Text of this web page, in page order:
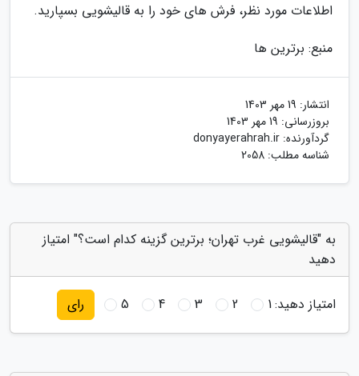
اطلاعات مورد نظر، فرش های خود را به قالیشویی بسپارید.
منبع: برترین ها
انتشار: 19 مهر 1403
بروزرسانی: 19 مهر 1403
گردآورنده: donyayerahrah.ir
شناسه مطلب: 2058
به "قالیشویی غرب تهران؛ برترین گزینه کدام است؟" امتیاز
دهید
امتیاز دهید:1
2
3
4
5 رای